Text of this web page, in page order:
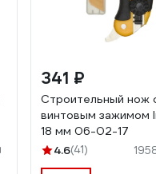
341 ₽
Строительный нож
винтовым зажимом
18 мм 06-02-17
4.6(41)